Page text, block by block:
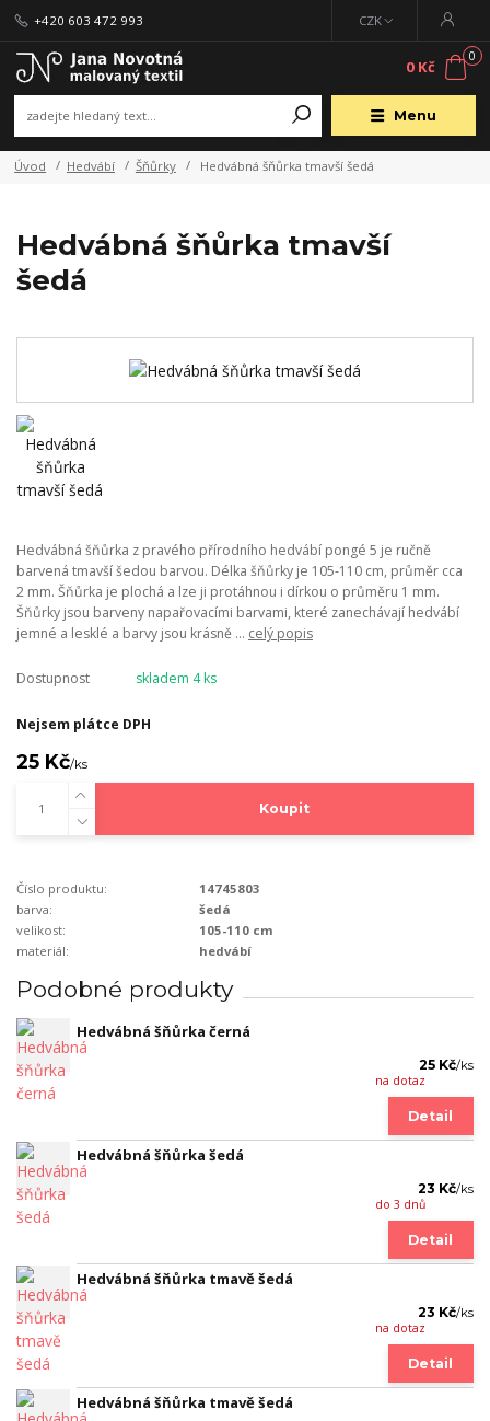
Menu
CZK
+420 603 472 993
0
0 Kč
Úvod Hedvábí Šňůrky Hedvábná šňůrka tmavší šedá
Hedvábná šňůrka tmavší
šedá
Hedvábná šňůrka z pravého přírodního hedvábí pongé 5 je ručně
barvená tmavší šedou barvou. Délka šňůrky je 105-110 cm, průměr cca
2 mm. Šňůrka je plochá a lze ji protáhnou i dírkou o průměru 1 mm.
Šňůrky jsou barveny napařovacími barvami, které zanechávají hedvábí
jemné a lesklé a barvy jsou krásně ... celý popis
Dostupnost skladem 4 ks
Nejsem plátce DPH
25 Kč/ks
Koupit
Číslo produktu:
14745803
barva:
šedá
velikost:
105-110 cm
materiál:
hedvábí
Podobné produkty
Hedvábná šňůrka černá
25 Kč/ks
na dotaz
Detail
Hedvábná šňůrka šedá
23 Kč/ks
do 3 dnů
Detail
Hedvábná šňůrka tmavě šedá
23 Kč/ks
na dotaz
Detail
Hedvábná šňůrka tmavě šedá